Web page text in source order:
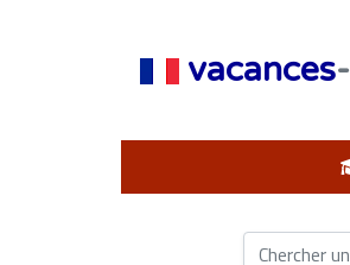
vacances-